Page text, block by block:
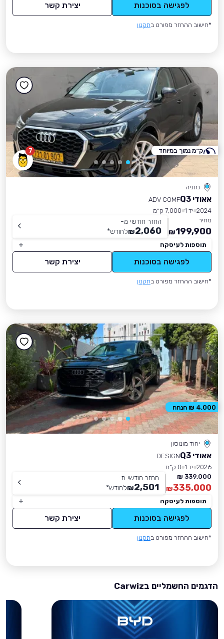
לפגישה בסוכנות יצירת קשר
*חישוב ההחזר מפורט בתקנון
7
נתניה
אאודי Q3
ADV COMF
2024 יד 1
7,000 ק״מ
מחיר
199,900
₪
החזר חודשי מ-
2,060
₪לחודש*
תוספות לעיסקה
לפגישה בסוכנות יצירת קשר
*חישוב ההחזר מפורט בתקנון
ק״מ נמוך במיוחד
יהוד מונוסון
אאודי Q3
DESIGN
2026 יד 1
0 ק״מ
339,000 ₪
335,000
₪
החזר חודשי מ-
2,501
₪לחודש*
תוספות לעיסקה
לפגישה בסוכנות יצירת קשר
*חישוב ההחזר מפורט בתקנון
4,000 ₪ הנחה
הדגמים החשמליים בCarwiz